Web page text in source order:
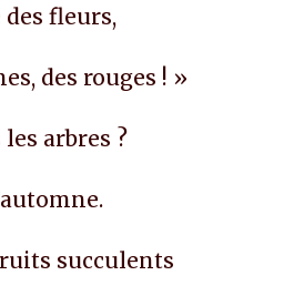
fleurs,
des rouges ! »
arbres ?
succulents